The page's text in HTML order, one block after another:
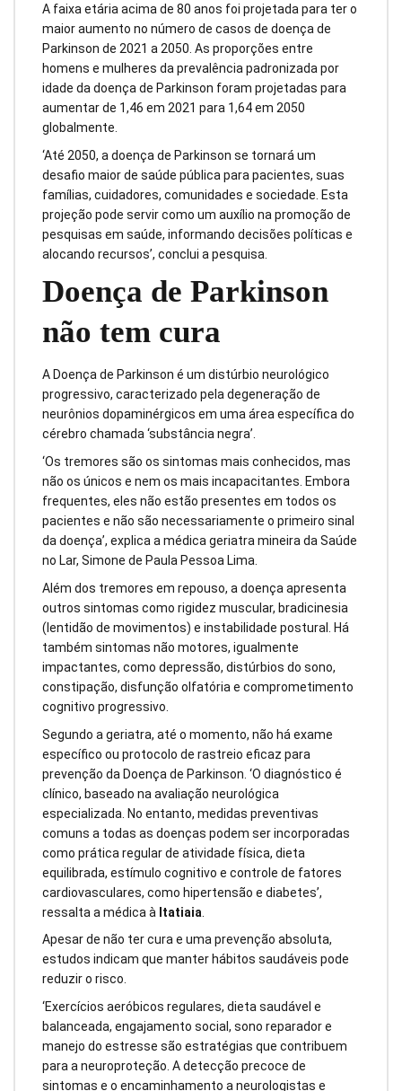
A faixa etária acima de 80 anos foi projetada para ter o
maior aumento no número de casos de doença de
Parkinson de 2021 a 2050. As proporções entre
homens e mulheres da prevalência padronizada por
idade da doença de Parkinson foram projetadas para
aumentar de 1,46 em 2021 para 1,64 em 2050
globalmente.
‘Até 2050, a doença de Parkinson se tornará um
desafio maior de saúde pública para pacientes, suas
famílias, cuidadores, comunidades e sociedade. Esta
projeção pode servir como um auxílio na promoção de
pesquisas em saúde, informando decisões políticas e
alocando recursos’, conclui a pesquisa.
Doença de Parkinson
não tem cura
A Doença de Parkinson é um distúrbio neurológico
progressivo, caracterizado pela degeneração de
neurônios dopaminérgicos em uma área específica do
cérebro chamada ‘substância negra’.
‘Os tremores são os sintomas mais conhecidos, mas
não os únicos e nem os mais incapacitantes. Embora
frequentes, eles não estão presentes em todos os
pacientes e não são necessariamente o primeiro sinal
da doença’, explica a médica geriatra mineira da Saúde
no Lar, Simone de Paula Pessoa Lima.
Além dos tremores em repouso, a doença apresenta
outros sintomas como rigidez muscular, bradicinesia
(lentidão de movimentos) e instabilidade postural. Há
também sintomas não motores, igualmente
impactantes, como depressão, distúrbios do sono,
constipação, disfunção olfatória e comprometimento
cognitivo progressivo.
Segundo a geriatra, até o momento, não há exame
específico ou protocolo de rastreio eficaz para
prevenção da Doença de Parkinson. ‘O diagnóstico é
clínico, baseado na avaliação neurológica
especializada. No entanto, medidas preventivas
comuns a todas as doenças podem ser incorporadas
como prática regular de atividade física, dieta
equilibrada, estímulo cognitivo e controle de fatores
cardiovasculares, como hipertensão e diabetes’,
ressalta a médica à Itatiaia
Apesar de não ter cura e uma prevenção absoluta,
estudos indicam que manter hábitos saudáveis pode
reduzir o risco.
‘Exercícios aeróbicos regulares, dieta saudável e
balanceada, engajamento social, sono reparador e
manejo do estresse são estratégias que contribuem
para a neuroproteção. A detecção precoce de
sintomas e o encaminhamento a neurologistas e